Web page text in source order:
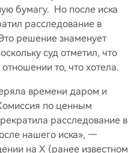
бумагу. Но после иска
расследование в
решение знаменует
суд отметил, что
то, что хотела.
времени даром и
по ценным
расследование в
нашего иска», —
на X (ранее известном